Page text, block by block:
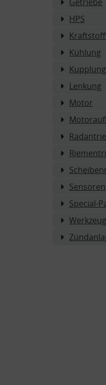
HPS
Kühlung
Lenkung
Motor
Sensoren
Special-